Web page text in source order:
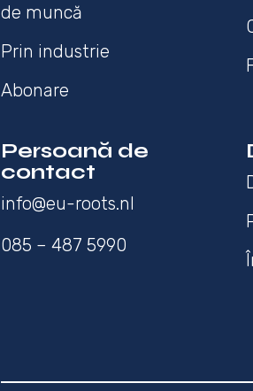
de muncă
Prin industrie
Abonare
Persoană de
contact
info@eu-roots.nl
085 – 487 5990